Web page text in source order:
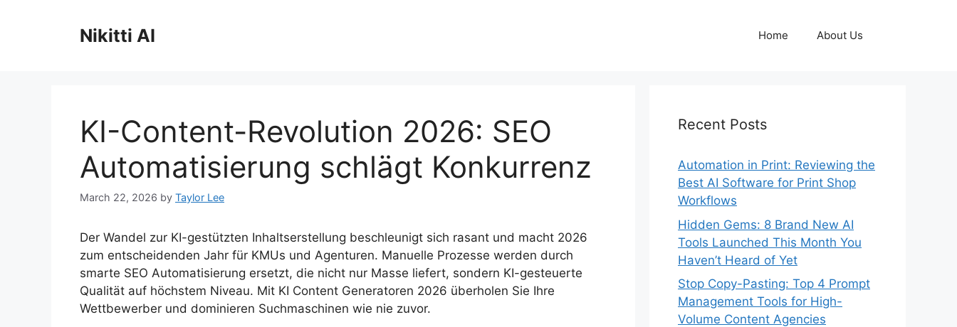
Nikitti AI Home About Us
KI-Content-Revolution 2026: SEO
Automatisierung schlägt Konkurrenz
March 22, 2026 by Taylor Lee
Der Wandel zur KI-gestützten Inhaltserstellung beschleunigt sich rasant und macht 2026
zum entscheidenden Jahr für KMUs und Agenturen. Manuelle Prozesse werden durch
smarte SEO Automatisierung ersetzt, die nicht nur Masse liefert, sondern KI-gesteuerte
Qualität auf höchstem Niveau. Mit KI Content Generatoren 2026 überholen Sie Ihre
Wettbewerber und dominieren Suchmaschinen wie nie zuvor.
Recent Posts
Automation in Print: Reviewing the
Best AI Software for Print Shop
Workflows
Hidden Gems: 8 Brand New AI
Tools Launched This Month You
Haven’t Heard of Yet
Stop Copy-Pasting: Top 4 Prompt
Management Tools for High-
Volume Content Agencies